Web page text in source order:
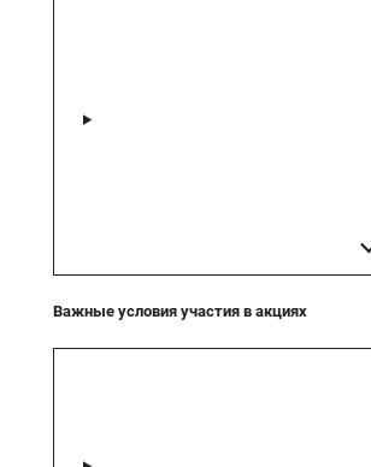
Важные условия участия в акциях